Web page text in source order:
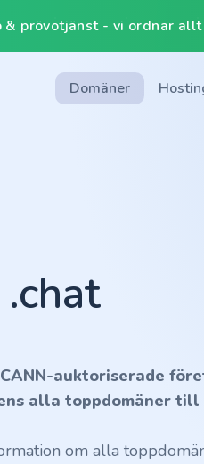
prövotjänst - vi ordnar
Domäner
auktoriserade
alla toppdomäner till
om alla